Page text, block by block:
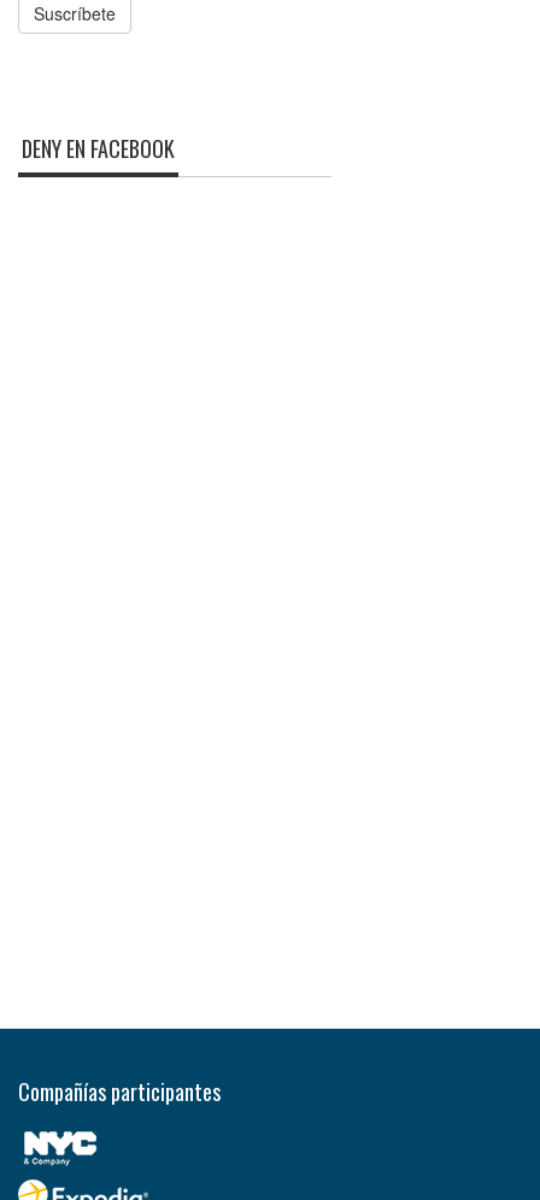
Suscríbete
DENY EN FACEBOOK
Compañías participantes